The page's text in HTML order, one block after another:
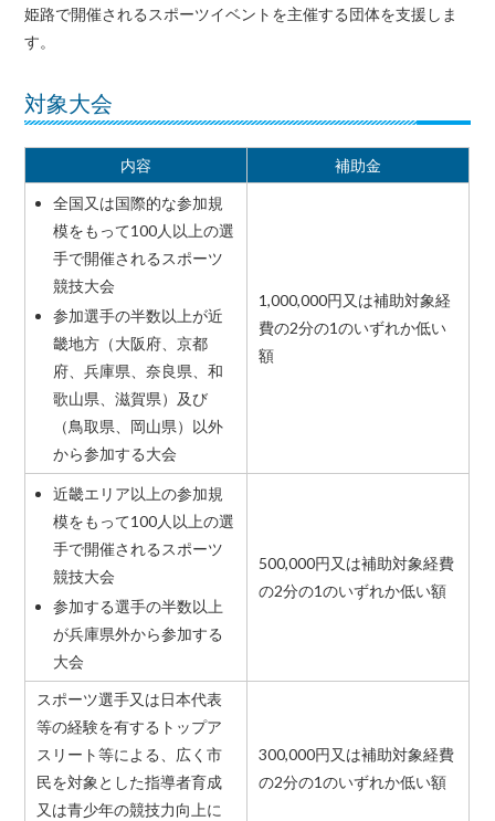
姫路で開催されるスポーツイベントを主催する団体を支援しま
す。
対象大会
内容
補助金
全国又は国際的な参加規
模をもって100人以上の選
手で開催されるスポーツ
競技大会
参加選手の半数以上が近
畿地方（大阪府、京都
府、兵庫県、奈良県、和
歌山県、滋賀県）及び
（鳥取県、岡山県）以外
から参加する大会
1,000,000円又は補助対象経
費の2分の1のいずれか低い
額
近畿エリア以上の参加規
模をもって100人以上の選
手で開催されるスポーツ
競技大会
参加する選手の半数以上
が兵庫県外から参加する
大会
500,000円又は補助対象経費
の2分の1のいずれか低い額
スポーツ選手又は日本代表
等の経験を有するトップア
スリート等による、広く市
民を対象とした指導者育成
又は青少年の競技力向上に
300,000円又は補助対象経費
の2分の1のいずれか低い額